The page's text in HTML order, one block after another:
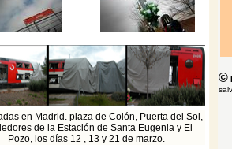
en Madrid. plaza de Colón, Puerta del Sol,
de la Estación de Santa Eugenia y El
Pozo, los días 12 , 13 y 21 de marzo.
©